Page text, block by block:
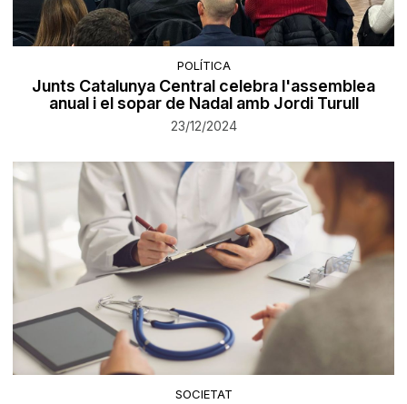
POLÍTICA
Junts Catalunya Central celebra l'assemblea
anual i el sopar de Nadal amb Jordi Turull
23/12/2024
SOCIETAT